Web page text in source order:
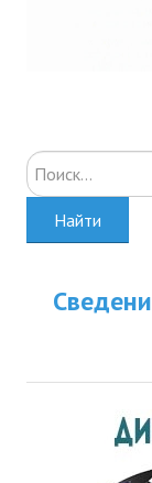
Искать...
Найти